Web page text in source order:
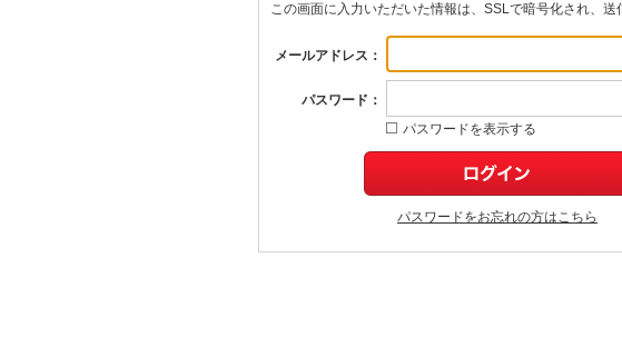
この画面に入力いただいた情報は、SSLで暗号化され、送
メールアドレス：
パスワード：
パスワードを表示する
パスワードをお忘れの方はこちら